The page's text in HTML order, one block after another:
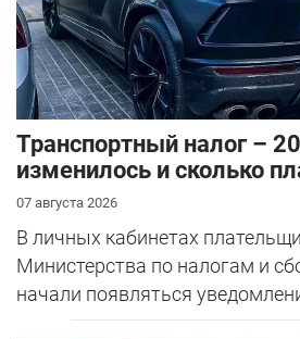
Транспортный налог –
изменилось и сколько
07 августа 2026
В личных кабинетах
Министерства по налогам и
начали появляться